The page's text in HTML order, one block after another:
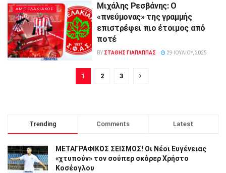
ΑΜΠΕΛΑΚΙΑΚΟΣ
Μιχάλης Ρεσβάνης: Ο
«πνεύμονας» της γραμμής
επιστρέφει πιο έτοιμος από
ποτέ
BY ΣΤΑΘΗΣ ΓΊΑΠΑΠΠΑΣ 29 ΙΟΥΛΊΟΥ, 2025
1 2 3
Trending Comments Latest
ΜΕΤΑΓΡΑΦΙΚΟΣ ΣΕΙΣΜΟΣ! Οι Νέοι Ευγένειας
«χτυπούν» τον σούπερ σκόρερ Χρήστο
Κοσέογλου